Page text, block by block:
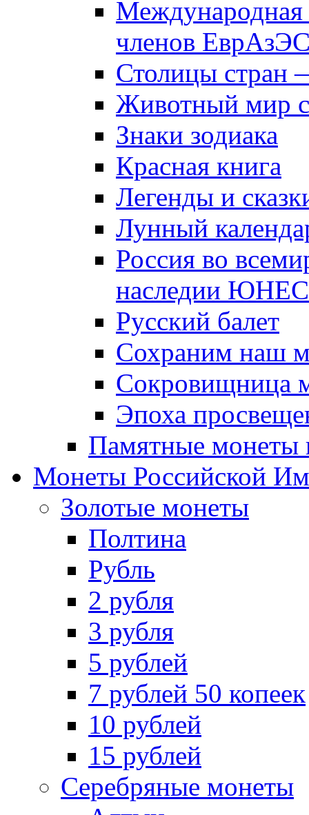
Международная
членов
Столицы стран
Животный мир
Знаки зодиака
Красная книга
Легенды и
Лунный
Россия во
наследии
Русский балет
Сохраним наш
Сокровищница
Эпоха
Памятные монеты
Монеты Российской
Золотые монеты
Полтина
Рубль
2 рубля
3 рубля
5 рублей
7 рублей 50 копеек
10 рублей
15 рублей
Серебряные монеты